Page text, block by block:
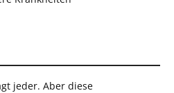
jeder. Aber diese